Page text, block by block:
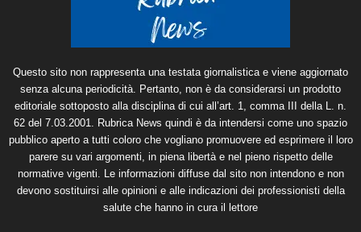
Questo sito non rappresenta una testata giornalistica e viene aggiornato
senza alcuna periodicità. Pertanto, non è da considerarsi un prodotto
editoriale sottoposto alla disciplina di cui all’art. 1, comma III della L. n.
62 del 7.03.2001. Rubrica News quindi è da intendersi come uno spazio
pubblico aperto a tutti coloro che vogliano promuovere ed esprimere il loro
parere su vari argomenti, in piena libertà e nel pieno rispetto delle
normative vigenti. Le informazioni diffuse dal sito non intendono e non
devono sostituirsi alle opinioni e alle indicazioni dei professionisti della
salute che hanno in cura il lettore